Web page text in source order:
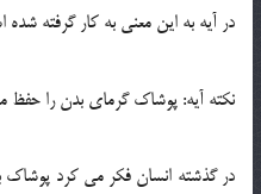
در آيه به اين معني به کار گرفته
نکته آيه: پوشاک گرماي بدن را حفظ
در گذشته انسان فکر مي کرد پوشاک